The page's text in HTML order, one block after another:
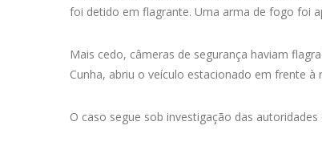
foi detido em flagrante. Uma arma de fogo foi
Mais cedo, câmeras de segurança haviam
Cunha, abriu o veículo estacionado em frente
O caso segue sob investigação das